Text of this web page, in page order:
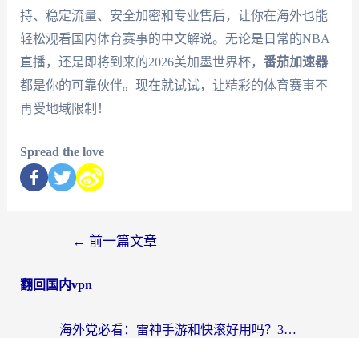
持、稳定流量、安全加密和专业售后，让你在海外也能
轻松观看国内体育赛事的中文解说。无论是日常的NBA
直播，还是即将到来的2026美加墨世界杯， 番茄加速器
都是你的可靠伙伴。现在就试试，让精彩的体育赛事不
再受地域限制！
Spread the love
← 前一篇文章
翻回国内vpn
海外党必看：雷神手游和快滚好用吗？3步选对回国加速器无缝刷国内资源